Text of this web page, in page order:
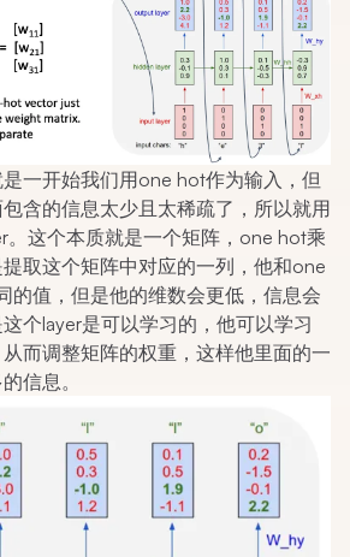
一开始我们用one hot作为输入，但
含的信息太少且太稀疏了，所以就用
。这个本质就是一个矩阵，one hot乘
取这个矩阵中对应的一列，他和one
的值，但是他的维数会更低，信息会
个layer是可以学习的，他可以学习
而调整矩阵的权重，这样他里面的一
信息。